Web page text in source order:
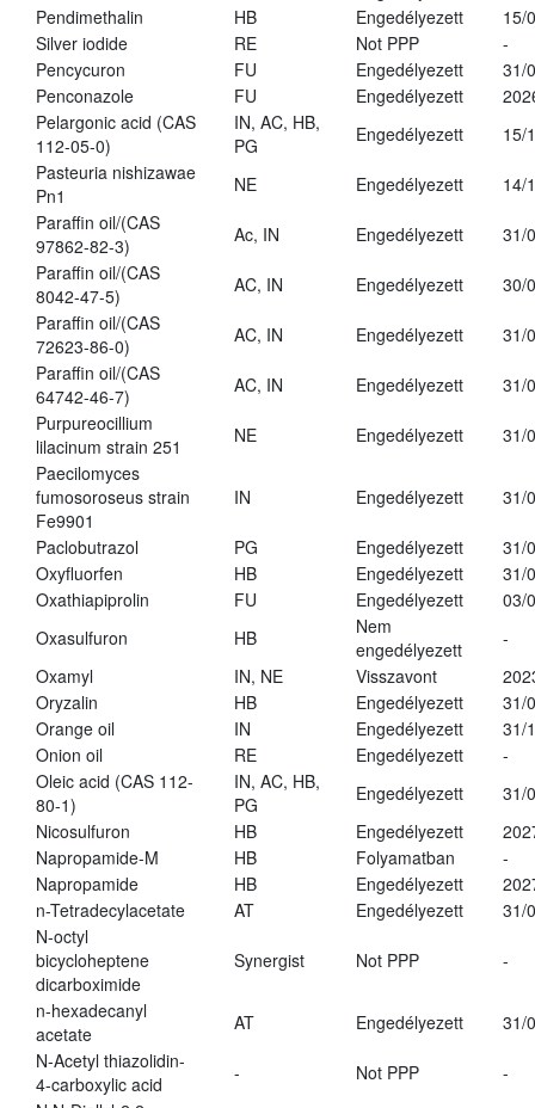
Pendimethalin
HB Engedélyezett
15/
Silver iodide
RE Not PPP
-
Pencycuron
FU Engedélyezett
31/
Penconazole
FU Engedélyezett
Pelargonic acid (CAS
112-05-0)
IN, AC, HB,
PG
Engedélyezett
15/
Pasteuria nishizawae
Pn1
NE Engedélyezett
14/
Paraffin oil/(CAS
97862-82-3)
Ac, IN Engedélyezett
31/
Paraffin oil/(CAS
8042-47-5)
AC, IN Engedélyezett
30/
Paraffin oil/(CAS
72623-86-0)
AC, IN Engedélyezett
31/
Paraffin oil/(CAS
64742-46-7)
AC, IN Engedélyezett
31/
Purpureocillium
lilacinum strain 251
NE Engedélyezett
31/
Paecilomyces
fumosoroseus strain
Fe9901
IN Engedélyezett 31/
Paclobutrazol PG Engedélyezett
31/
Oxyfluorfen
HB Engedélyezett
31/
Oxathiapiprolin
FU Engedélyezett
03/
Oxasulfuron
HB
Nem
engedélyezett
-
Oxamyl
IN, NE Visszavont
Oryzalin
HB Engedélyezett
31/
Orange oil
IN Engedélyezett
31/
Onion oil
RE Engedélyezett
-
Oleic acid (CAS 112-
80-1)
IN, AC, HB,
PG
Engedélyezett
31/
Nicosulfuron
HB Engedélyezett
Napropamide-M
HB Folyamatban
-
Napropamide
HB Engedélyezett
n-Tetradecylacetate
AT Engedélyezett
31/
N-octyl
bicycloheptene
dicarboximide
Synergist Not PPP -
n-hexadecanyl
acetate
AT Engedélyezett
31/
N-Acetyl thiazolidin-
4-carboxylic acid
- Not PPP
-